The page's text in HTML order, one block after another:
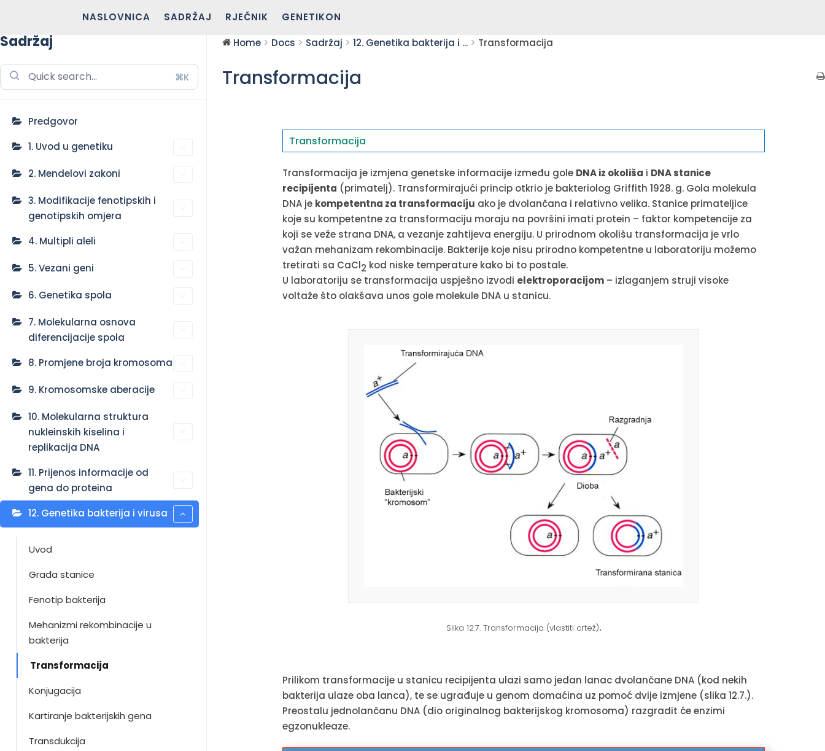
NASLOVNICA SADRŽAJ RJEČNIK GENETIKON
Sadržaj
⌘K
Predgovor
1. Uvod u genetiku
2. Mendelovi zakoni
3. Modifikacije fenotipskih i
genotipskih omjera
4. Multipli aleli
5. Vezani geni
6. Genetika spola
7. Molekularna osnova
diferencijacije spola
8. Promjene broja kromosoma
9. Kromosomske aberacije
10. Molekularna struktura
nukleinskih kiselina i
replikacija DNA
11. Prijenos informacije od
gena do proteina
12. Genetika bakterija i virusa
Uvod
Građa stanice
Fenotip bakterija
Mehanizmi rekombinacije u
bakterija
Transformacija
Konjugacija
Kartiranje bakterijskih gena
Transdukcija
Home Docs Sadržaj 12. Genetika bakterija i ... Transformacija
Transformacija
Transformacija
Transformacija je izmjena genetske informacije između gole DNA iz okoliša i DNA stanice
recipijenta (primatelj). Transformirajući princip otkrio je bakteriolog Griffith 1928. g. Gola molekula
DNA je kompetentna za transformaciju ako je dvolančana i relativno velika. Stanice primateljice
koje su kompetentne za transformaciju moraju na površini imati protein – faktor kompetencije za
koji se veže strana DNA, a vezanje zahtijeva energiju. U prirodnom okolišu transformacija je vrlo
važan mehanizam rekombinacije. Bakterije koje nisu prirodno kompetentne u laboratoriju možemo
tretirati sa CaCl2 kod niske temperature kako bi to postale.
U laboratoriju se transformacija uspješno izvodi elektroporacijom – izlaganjem struji visoke
voltaže što olakšava unos gole molekule DNA u stanicu.
Slika 12.7. Transformacija (vlastiti crtež).
Prilikom transformacije u stanicu recipijenta ulazi samo jedan lanac dvolančane DNA (kod nekih
bakterija ulaze oba lanca), te se ugrađuje u genom domaćina uz pomoć dvije izmjene (slika 12.7.).
Preostalu jednolančanu DNA (dio originalnog bakterijskog kromosoma) razgradit će enzimi
egzonukleaze.